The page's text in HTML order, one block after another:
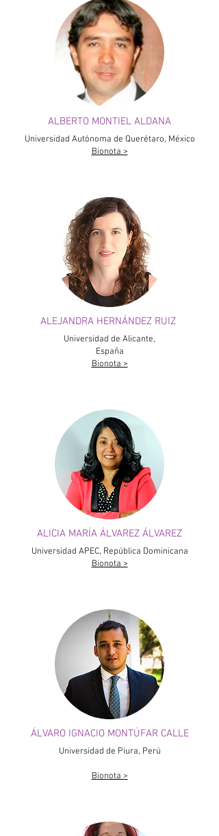
ALBERTO MONTIEL ALDANA
Universidad Autónoma de Querétaro, México
Bionota >
ALEJANDRA HERNÁNDEZ RUIZ
Universidad de Alicante,
España
Bionota >
ALICIA MARÍA ÁLVAREZ ÁLVAREZ
Universidad APEC, República Dominicana
Bionota >
ÁLVARO IGNACIO MONTÚFAR CALLE
Universidad de Piura, Perú
Bionota >